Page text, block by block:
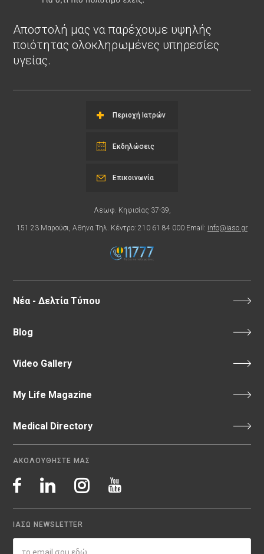
Αποστολή μας να παρέχουμε υψηλής
ποιότητας ολοκληρωμένες υπηρεσίες
υγείας.
Περιοχή Ιατρών
Εκδηλώσεις
Λεωφ. Κηφισίας 37-39,
151 23 Μαρούσι, Αθήνα Τηλ. Κέντρο: 210 61 84 000 Email: info@iaso.gr
Επικοινωνία
Νέα - Δελτία Τύπου
Blog
Video Gallery
My Life Magazine
Medical Directory
ΑΚΟΛΟΥΘΗΣΤΕ ΜΑΣ
ΙΑΣΩ NEWSLETTER